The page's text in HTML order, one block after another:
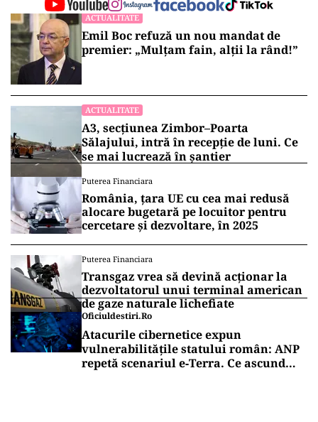
ACTUALITATE
Emil Boc refuză un nou mandat de
premier: „Mulțam fain, alții la rând!”
ACTUALITATE
A3, secțiunea Zimbor–Poarta
Sălajului, intră în recepție de luni. Ce
se mai lucrează în șantier
Puterea Financiara
România, țara UE cu cea mai redusă
alocare bugetară pe locuitor pentru
cercetare și dezvoltare, în 2025
Puterea Financiara
Transgaz vrea să devină acționar la
dezvoltatorul unui terminal american
de gaze naturale lichefiate
Oficiuldestiri.ro
Atacurile cibernetice expun
vulnerabilitățile statului român: ANP
repetă scenariul e‑Terra. Ce ascund